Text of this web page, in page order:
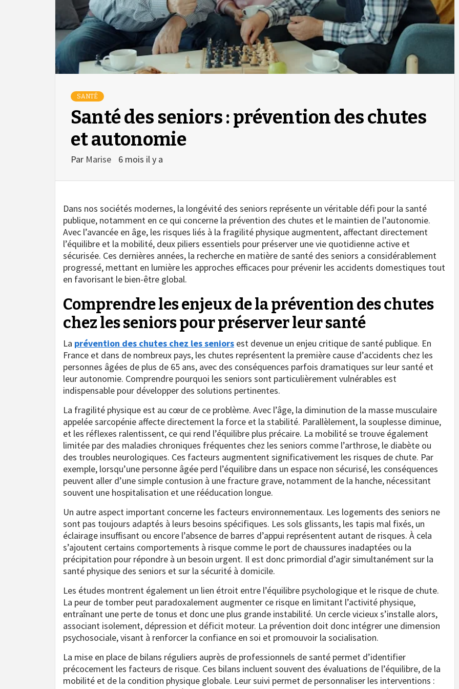
SANTÉ
Santé des seniors : prévention des chutes
et autonomie
Par Marise 6 mois il y a
Dans nos sociétés modernes, la longévité des seniors représente un véritable défi pour la santé
publique, notamment en ce qui concerne la prévention des chutes et le maintien de l’autonomie.
Avec l’avancée en âge, les risques liés à la fragilité physique augmentent, affectant directement
l’équilibre et la mobilité, deux piliers essentiels pour préserver une vie quotidienne active et
sécurisée. Ces dernières années, la recherche en matière de santé des seniors a considérablement
progressé, mettant en lumière les approches efficaces pour prévenir les accidents domestiques tout
en favorisant le bien-être global.
Comprendre les enjeux de la prévention des chutes
chez les seniors pour préserver leur santé
La prévention des chutes chez les seniors est devenue un enjeu critique de santé publique. En
France et dans de nombreux pays, les chutes représentent la première cause d’accidents chez les
personnes âgées de plus de 65 ans, avec des conséquences parfois dramatiques sur leur santé et
leur autonomie. Comprendre pourquoi les seniors sont particulièrement vulnérables est
indispensable pour développer des solutions pertinentes.
La fragilité physique est au cœur de ce problème. Avec l’âge, la diminution de la masse musculaire
appelée sarcopénie affecte directement la force et la stabilité. Parallèlement, la souplesse diminue,
et les réflexes ralentissent, ce qui rend l’équilibre plus précaire. La mobilité se trouve également
limitée par des maladies chroniques fréquentes chez les seniors comme l’arthrose, le diabète ou
des troubles neurologiques. Ces facteurs augmentent significativement les risques de chute. Par
exemple, lorsqu’une personne âgée perd l’équilibre dans un espace non sécurisé, les conséquences
peuvent aller d’une simple contusion à une fracture grave, notamment de la hanche, nécessitant
souvent une hospitalisation et une rééducation longue.
Un autre aspect important concerne les facteurs environnementaux. Les logements des seniors ne
sont pas toujours adaptés à leurs besoins spécifiques. Les sols glissants, les tapis mal fixés, un
éclairage insuffisant ou encore l’absence de barres d’appui représentent autant de risques. À cela
s’ajoutent certains comportements à risque comme le port de chaussures inadaptées ou la
précipitation pour répondre à un besoin urgent. Il est donc primordial d’agir simultanément sur la
santé physique des seniors et sur la sécurité à domicile.
Les études montrent également un lien étroit entre l’équilibre psychologique et le risque de chute.
La peur de tomber peut paradoxalement augmenter ce risque en limitant l’activité physique,
entraînant une perte de tonus et donc une plus grande instabilité. Un cercle vicieux s’installe alors,
associant isolement, dépression et déficit moteur. La prévention doit donc intégrer une dimension
psychosociale, visant à renforcer la confiance en soi et promouvoir la socialisation.
La mise en place de bilans réguliers auprès de professionnels de santé permet d’identifier
précocement les facteurs de risque. Ces bilans incluent souvent des évaluations de l’équilibre, de la
mobilité et de la condition physique globale. Leur suivi permet de personnaliser les interventions :